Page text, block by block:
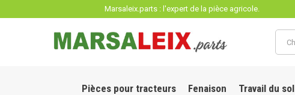
Marsaleix.parts : l'expert de la pièce agricole.
Pièces pour tracteurs Fenaison Travail du sol
Panneau de gestion des cookies